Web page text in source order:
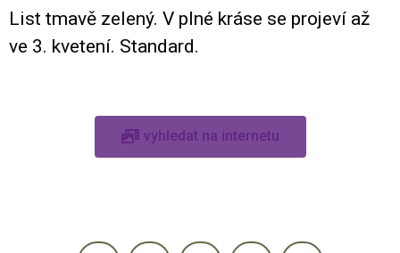
List tmavě zelený. V plné kráse se projeví až
ve 3. kvetení. Standard.
vyhledat na internetu